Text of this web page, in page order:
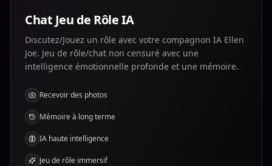
Chat Jeu de Rôle IA
Discutez/Jouez un rôle avec votre compagnon IA Ellen
Joe. Jeu de rôle/chat non censuré avec une
intelligence émotionnelle profonde et une mémoire.
Recevoir des photos
Mémoire à long terme
IA haute intelligence
Jeu de rôle immersif